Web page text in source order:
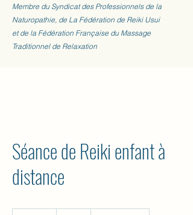
Membre du Syndicat des Professionnels de la
Naturopathie, de La Fédération de Reiki Usui
et de la Fédération Française du Massage
Traditionnel de Relaxation
Séance de Reiki enfant à
distance